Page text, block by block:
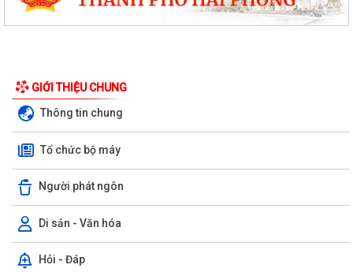
GIỚI THIỆU CHUNG
Thông tin chung
Tổ chức bộ máy
Người phát ngôn
Di sản - Văn hóa
Hỏi - Đáp